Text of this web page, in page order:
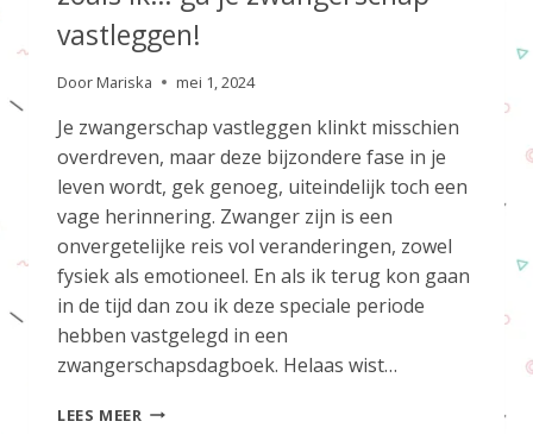
vastleggen!
Door Mariska mei 1, 2024
Je zwangerschap vastleggen klinkt misschien
overdreven, maar deze bijzondere fase in je
leven wordt, gek genoeg, uiteindelijk toch een
vage herinnering. Zwanger zijn is een
onvergetelijke reis vol veranderingen, zowel
fysiek als emotioneel. En als ik terug kon gaan
in de tijd dan zou ik deze speciale periode
hebben vastgelegd in een
zwangerschapsdagboek. Helaas wist…
LEES MEER HOERA: